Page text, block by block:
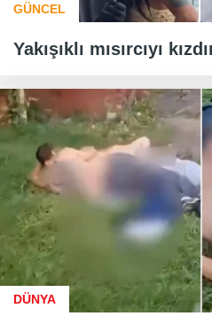
GÜNCEL
Yakışıklı mısırcıyı
DÜNYA